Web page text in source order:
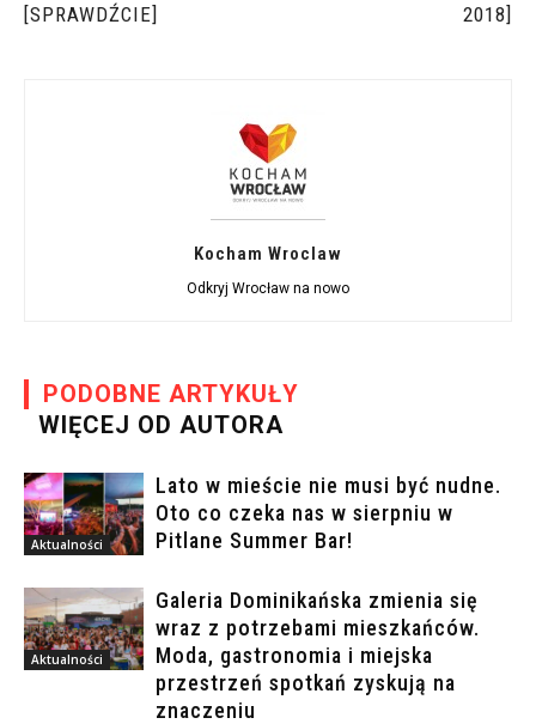
[SPRAWDŹCIE] 2018]
Kocham Wroclaw
Odkryj Wrocław na nowo
PODOBNE ARTYKUŁY
WIĘCEJ OD AUTORA
Aktualności
Lato w mieście nie musi być nudne.
Oto co czeka nas w sierpniu w
Pitlane Summer Bar!
Aktualności
Galeria Dominikańska zmienia się
wraz z potrzebami mieszkańców.
Moda, gastronomia i miejska
przestrzeń spotkań zyskują na
znaczeniu